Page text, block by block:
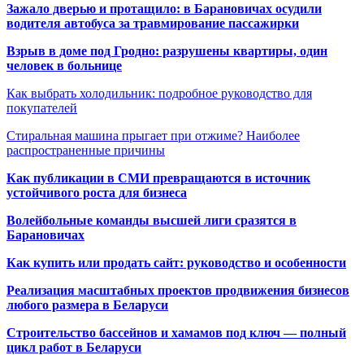
Зажало дверью и протащило: в Барановичах осудили
водителя автобуса за травмирование пассажирки
Взрыв в доме под Гродно: разрушены квартиры, один
человек в больнице
Как выбрать холодильник: подробное руководство для
покупателей
Стиральная машина прыгает при отжиме? Наиболее
распространенные причины
Как публикации в СМИ превращаются в источник
устойчивого роста для бизнеса
Волейбольные команды высшей лиги сразятся в
Барановичах
Как купить или продать сайт: руководство и особенности
Реализация масштабных проектов продвижения бизнесов
любого размера в Беларуси
Строительство бассейнов и хамамов под ключ — полный
цикл работ в Беларуси